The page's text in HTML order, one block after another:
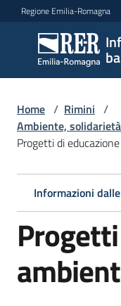
Vai al contenuto
Vai alla navigazione
Vai al footer
Regione Emilia-Romagna
Informa
e
bambini
per
Home / Rimini /
Ambiente,
Progetti di
Informazioni